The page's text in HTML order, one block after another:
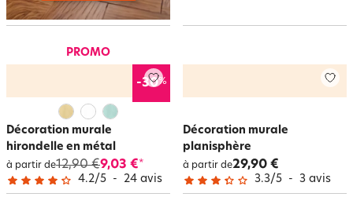
PROMO
-30%
Décoration murale
hirondelle en métal
à partir de12,90 €9,03 €*
4.2/5 - 24 avis
Décoration murale
planisphère
à partir de29,90 €
3.3/5 - 3 avis